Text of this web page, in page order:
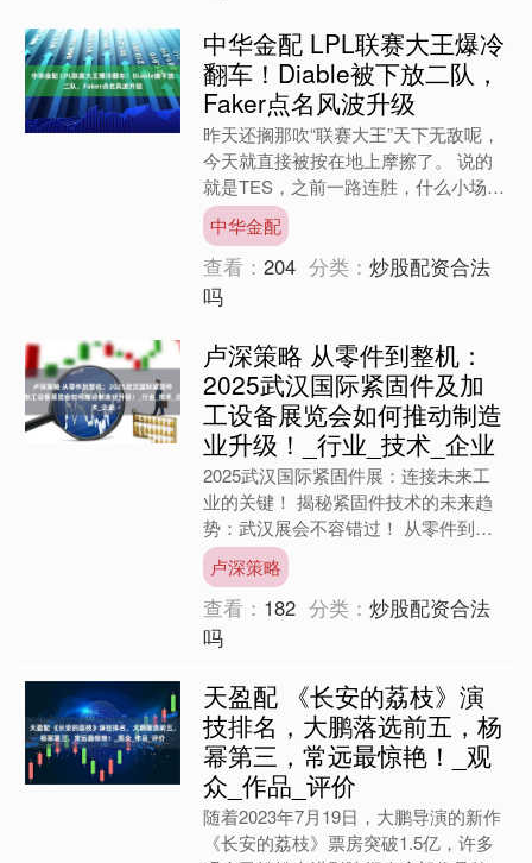
中华金配 LPL联赛大王爆冷
翻车！Diable被下放二队，
Faker点名风波升级
昨天还搁那吹“联赛大王”天下无敌呢，
今天就直接被按在地上摩擦了。 说的
就是TES，之前一路连胜，什么小场十
二连胜，风头无两，结果转头就让排名
倒数的WBG给2:0....
中华金配
查看：204 分类：炒股配资合法
吗
卢深策略 从零件到整机：
2025武汉国际紧固件及加
工设备展览会如何推动制造
业升级！_行业_技术_企业
2025武汉国际紧固件展：连接未来工
业的关键！ 揭秘紧固件技术的未来趋
势：武汉展会不容错过！ 从零件到整
机：2025武汉国际紧固件及加工设备
展览会如何推动制造业....
卢深策略
查看： 182 分类：炒股配资合法
吗
天盈配 《长安的荔枝》演
技排名，大鹏落选前五，杨
幂第三，常远最惊艳！_观
众_作品_评价
随着2023年7月19日，大鹏导演的新作
《长安的荔枝》票房突破1.5亿，许多